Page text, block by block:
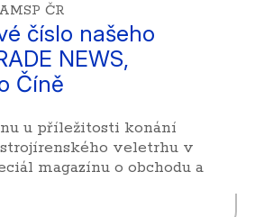
ČR
číslo našeho
NEWS,
Číně
u příležitosti konání
veletrhu v
magazínu o obchodu a